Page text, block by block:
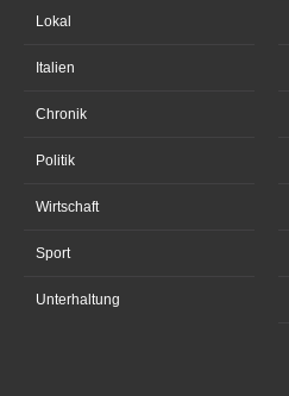
Lokal
Italien
Chronik
Politik
Wirtschaft
Sport
Unterhaltung